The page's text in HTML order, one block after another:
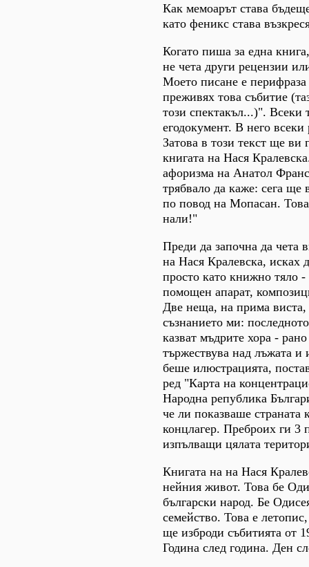
Как мемоарът става
като феникс става
Когато пиша за една
не чета други рецензии
Моето писане е перифраза
преживях това събитие
този спектакъл...)". Всеки
егодокумент. В него всеки
Затова в този текст ще ви
книгата на Нася
афоризма на Анатол
трябвало да каже: сега ще
по повод на Мопасан.
нали!"
Преди да започна да чета
на Нася Кралевска, исках
просто като книжно тяло -
помощен апарат,
Две неща, на прима виста,
съзнанието ми:
казват мъдрите хорa -
тържествува над лъжата и
беше илюстрацията,
ред "Карта на
Народна република
че ли показваше страната
концлагер. Преброих ги 3
изпълващи цялата
Книгата на на Нася
нейния живот. Това бе
български народ. Бе
семейство. Това е
ще изброди събитията от
Година след година. Ден